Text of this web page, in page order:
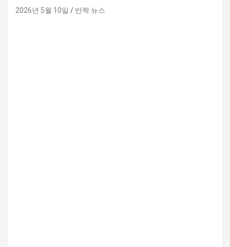
2026년 5월 10일 반짝 뉴스